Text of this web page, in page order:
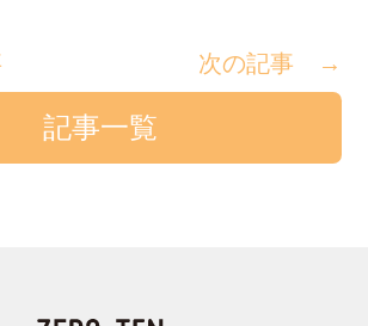
次の記事 →
記事一覧